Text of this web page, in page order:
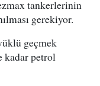
tankerlerinin
gerekiyor.
geçmek
kadar petrol